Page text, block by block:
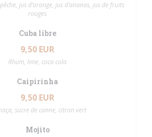
jus d’orange, jus d’ananas, jus de fruits
rouges
Cuba libre
9,50 EUR
Rhum, lime, coca cola
Caipirinha
9,50 EUR
sucre de canne, citron vert
Mojito